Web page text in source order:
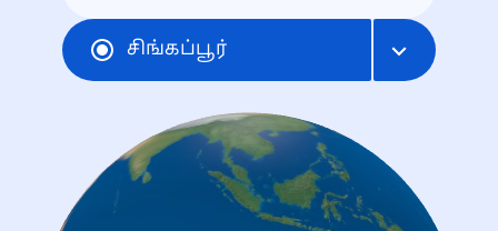
சிங்கப்பூர்